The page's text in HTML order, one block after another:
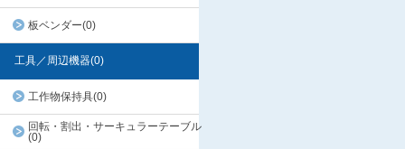
板ベンダー(0)
工具／周辺機器(0)
工作物保持具(0)
回転・割出・サーキュラーテーブル
(0)